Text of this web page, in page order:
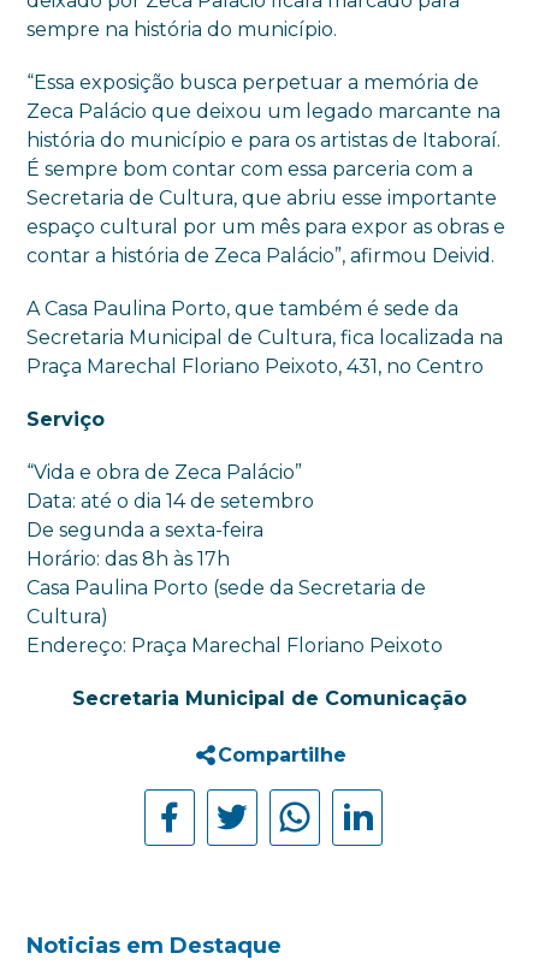
sempre na história do município.
“Essa exposição busca perpetuar a memória de
Zeca Palácio que deixou um legado marcante na
história do município e para os artistas de Itaboraí.
É sempre bom contar com essa parceria com a
Secretaria de Cultura, que abriu esse importante
espaço cultural por um mês para expor as obras e
contar a história de Zeca Palácio”, afirmou Deivid.
A Casa Paulina Porto, que também é sede da
Secretaria Municipal de Cultura, fica localizada na
Praça Marechal Floriano Peixoto, 431, no Centro
Serviço
“Vida e obra de Zeca Palácio”
Data: até o dia 14 de setembro
De segunda a sexta-feira
Horário: das 8h às 17h
Casa Paulina Porto (sede da Secretaria de
Cultura)
Endereço: Praça Marechal Floriano Peixoto
Secretaria Municipal de Comunicação
Compartilhe
Noticias em Destaque